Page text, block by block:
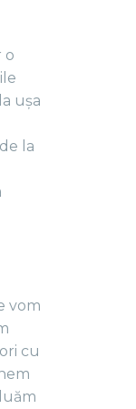
o
ușa
la
vom
cu